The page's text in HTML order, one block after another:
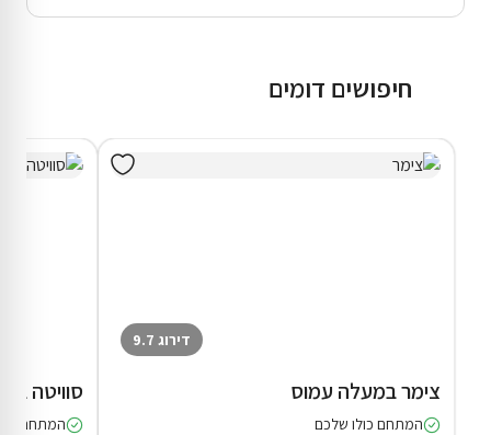
חיפושים דומים
דירוג 9.7
צימר במעלה עמוס
המתחם כולו שלכם
סוויטה
המתחם